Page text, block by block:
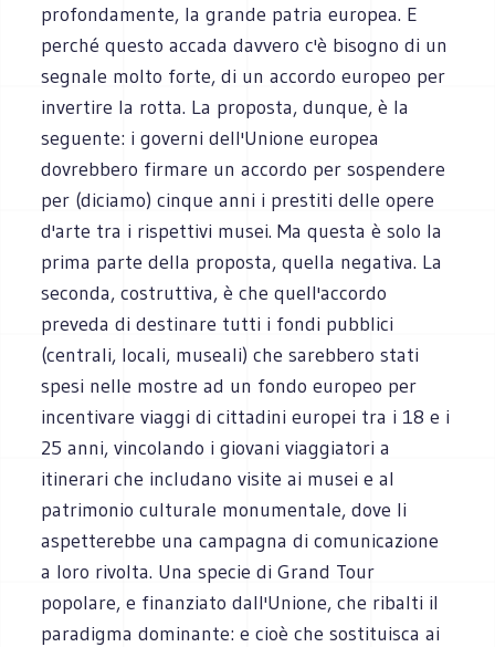
profondamente, la grande patria europea. E
perché questo accada davvero c'è bisogno di un
segnale molto forte, di un accordo europeo per
invertire la rotta. La proposta, dunque, è la
seguente: i governi dell'Unione europea
dovrebbero firmare un accordo per sospendere
per (diciamo) cinque anni i prestiti delle opere
d'arte tra i rispettivi musei. Ma questa è solo la
prima parte della proposta, quella negativa. La
seconda, costruttiva, è che quell'accordo
preveda di destinare tutti i fondi pubblici
(centrali, locali, museali) che sarebbero stati
spesi nelle mostre ad un fondo europeo per
incentivare viaggi di cittadini europei tra i 18 e i
25 anni, vincolando i giovani viaggiatori a
itinerari che includano visite ai musei e al
patrimonio culturale monumentale, dove li
aspetterebbe una campagna di comunicazione
a loro rivolta. Una specie di Grand Tour
popolare, e finanziato dall'Unione, che ribalti il
paradigma dominante: e cioè che sostituisca ai